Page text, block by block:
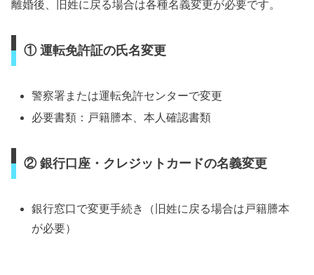
離婚後、旧姓に戻る場合は各種名義変更が必要です。
① 運転免許証の氏名変更
警察署または運転免許センターで変更
必要書類：戸籍謄本、本人確認書類
② 銀行口座・クレジットカードの名義変更
銀行窓口で変更手続き（旧姓に戻る場合は戸籍謄本
が必要）